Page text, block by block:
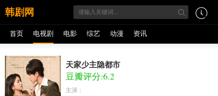
韩剧网
首页 电视剧 电影 综艺 动漫 资讯
天家少主隐都市
豆瓣评分:6.2
主演：